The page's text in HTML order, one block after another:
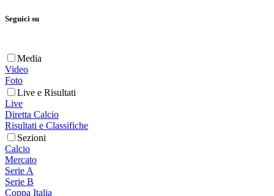
Seguici su
Media
Video
Foto
Live e Risultati
Live
Diretta Calcio
Risultati e Classifiche
Sezioni
Calcio
Mercato
Serie A
Serie B
Coppa Italia